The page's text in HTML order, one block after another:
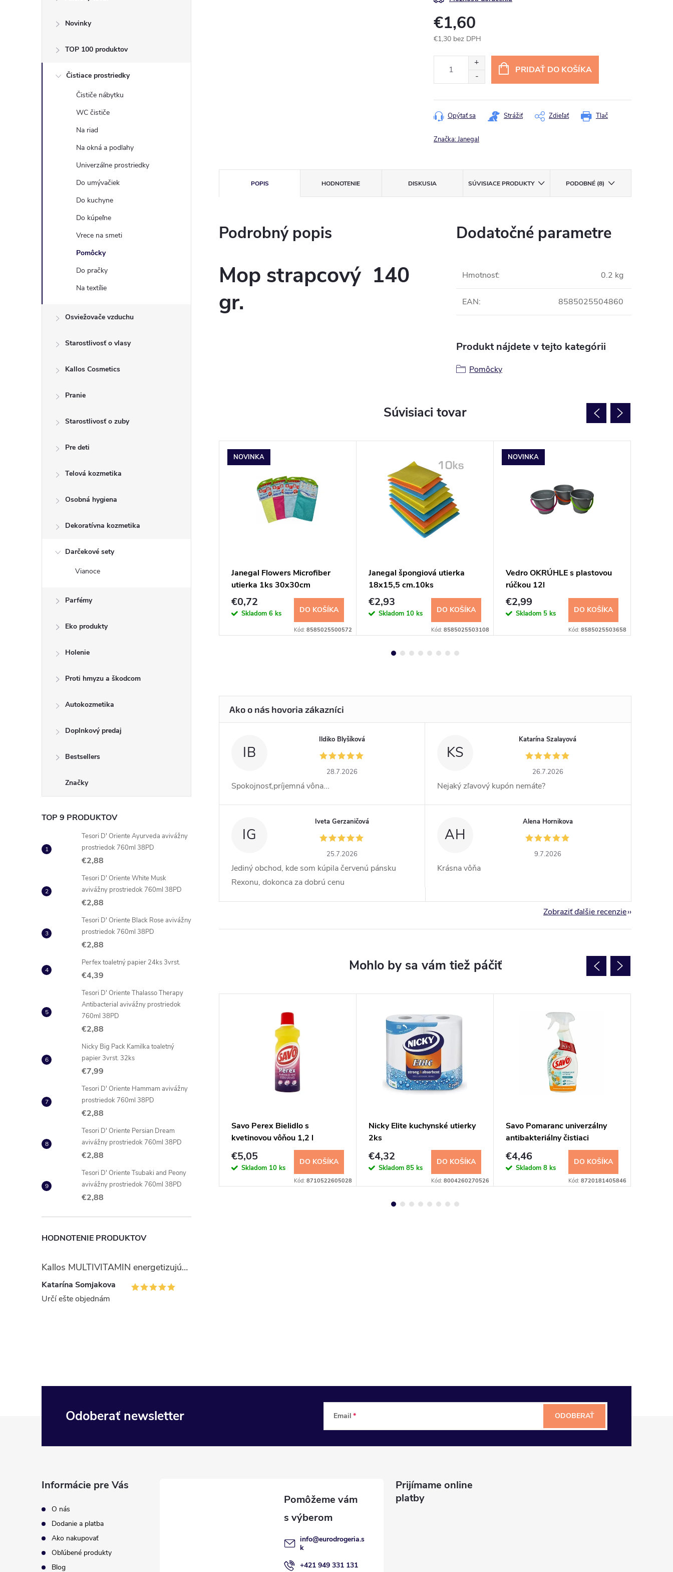
a
Novinky
TOP 100 produktov
Čistiace prostriedky
Čističe nábytku
WC čističe
Na riad
Na okná a podlahy
Univerzálne prostriedky
Do umývačiek
Do kuchyne
Do kúpeľne
Vrece na smeti
Pomôcky
Do pračky
Na textílie
Osviežovače vzduchu
Starostlivosť o vlasy
Kallos Cosmetics
Pranie
Starostlivosť o zuby
Pre deti
Telová kozmetika
Osobná hygiena
Dekoratívna kozmetika
Darčekové sety
Vianoce
Parfémy
Eko produkty
Holenie
Proti hmyzu a škodcom
Autokozmetika
Doplnkový predaj
Bestsellers
Značky
TOP 9 PRODUKTOV
Tesori D' Oriente Ayurveda avivážny
prostriedok 760ml 38PD
€2,88
Tesori D' Oriente White Musk
avivážny prostriedok 760ml 38PD
€2,88
Tesori D' Oriente Black Rose avivážny
prostriedok 760ml 38PD
€2,88
Perfex toaletný papier 24ks 3vrst.
€4,39
Tesori D' Oriente Thalasso Therapy
Antibacterial avivážny prostriedok
760ml 38PD
€2,88
Nicky Big Pack Kamilka toaletný
papier 3vrst. 32ks
€7,99
Tesori D' Oriente Hammam avivážny
prostriedok 760ml 38PD
€2,88
Tesori D' Oriente Persian Dream
avivážny prostriedok 760ml 38PD
€2,88
Tesori D' Oriente Tsubaki and Peony
avivážny prostriedok 760ml 38PD
€2,88
HODNOTENIE PRODUKTOV
Kallos MULTIVITAMIN energetizujúci šampón na vlasy 1 l
Katarína Somjakova
Určí ešte objednám
€1,60
€1,30 bez DPH
PRIDAŤ DO KOŠÍKA
Tlač
Opýtať sa Strážiť Zdieľať
Značka:Janegal
POPIS HODNOTENIE DISKUSIA SÚVISIACE PRODUKTY PODOBNÉ (8)
Podrobný popis
Mop strapcový 140
gr.
Dodatočné parametre
Hmotnosť: 0.2 kg
EAN: 8585025504860
Produkt nájdete v tejto kategórii
Pomôcky
Súvisiaci tovar
€8,89
podlahy
8001841944982
Štipce na prádlo 24ks
NOVINKA
Janegal Flowers Microfiber
utierka 1ks 30x30cm
€0,72
Skladom 6 ks DO KOŠÍKA
Kód: 8585025500572
Janegal špongiová utierka
18x15,5 cm.10ks
€2,93
Skladom 10 ks DO KOŠÍKA
Kód: 8585025503108
NOVINKA
Vedro OKRÚHLE s plastovou
rúčkou 12l
€2,99
Skladom 5 ks DO KOŠÍKA
Kód: 8585025503658
ml sprej
8720181405785
Gekko samoleštiaci krém na
obuv hnedý 50ml
€1,50
Kód:5998466112960
Savo Perex Bielidlo s
kvetinovou vôňou 1,2 l
€5,05
Skladom 10 ks
DO KOŠÍKA
Kód: 8710522605028
Nicky Elite kuchynské utierky
2ks
€4,32
Skladom 85 ks
DO KOŠÍKA
Kód: 8004260270526
Savo Pomaranc univerzálny
antibakteriálny čistiaci
prostriedok 700 ml sprej
€4,46
Skladom 8 ks
DO KOŠÍKA
Kód: 8720181405846
IB
Ildiko Blyšíková
28.7.2026
Spokojnosť,príjemná vôna...
KS
Katarína Szalayová
26.7.2026
Nejaký zľavový kupón nemáte?
IG
Iveta Gerzaničová
25.7.2026
Jediný obchod, kde som kúpila červenú pánsku
Rexonu, dokonca za dobrú cenu
AH
Alena Hornikova
9.7.2026
Krásna vôňa
Zobraziť ďalšie recenzie
Odoberať newsletter Email ODOBERAŤ
Informácie pre Vás
O nás
Dodanie a platba
Ako nakupovať
Obľúbené produkty
Blog
info@eurodrogeria.s
k
+421 949 331 131
Prijímame online
platby